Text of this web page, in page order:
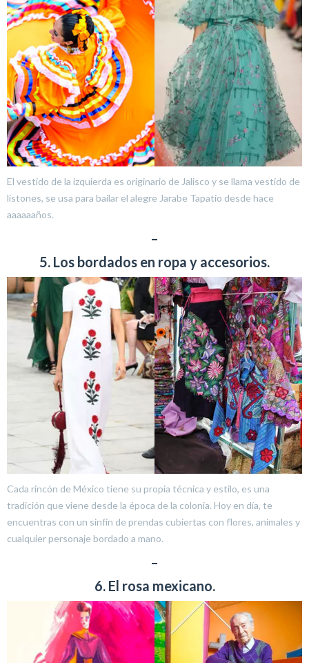
El vestido de la izquierda es originario de Jalisco y se llama vestido de
listones, se usa para bailar el alegre Jarabe Tapatío desde hace
aaaaaaños.
–
5. Los bordados en ropa y accesorios.
Cada rincón de México tiene su propia técnica y estilo, es una
tradición que viene desde la época de la colonia. Hoy en día, te
encuentras con un sinfín de prendas cubiertas con flores, animales y
cualquier personaje bordado a mano.
–
6. El rosa mexicano.